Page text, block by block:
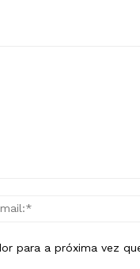
para a próxima vez